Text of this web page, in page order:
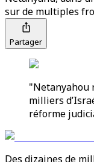
sur de multiples
Partager
"Netanyahou
milliers
réforme
Des dizaines de